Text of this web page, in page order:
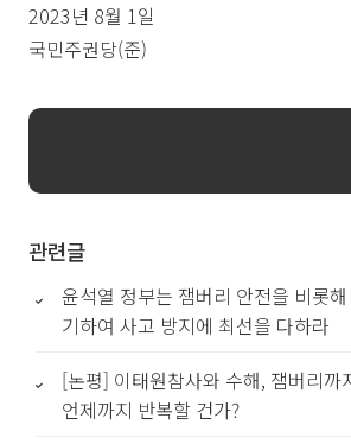
2023년 8월 1일
국민주권당(준)
관련글
윤석열 정부는 잼버리 안전을 비롯
기하여 사고 방지에 최선을 다하라
[논평] 이태원참사와 수해, 잼버리까
언제까지 반복할 건가?